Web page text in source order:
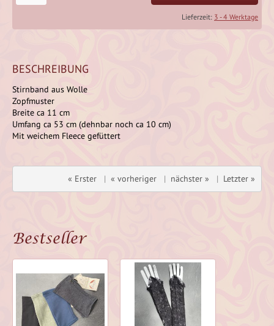
Lieferzeit: 3 - 4 Werktage
BESCHREIBUNG
Stirnband aus Wolle
Zopfmuster
Breite ca 11 cm
Umfang ca 53 cm (dehnbar noch ca 10 cm)
Mit weichem Fleece gefüttert
« Erster | « vorheriger | nächster » | Letzter »
Bestseller